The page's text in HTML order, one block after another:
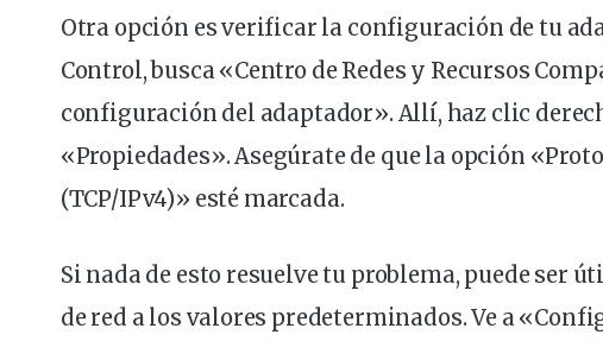
Otra opción es verificar la configuración de tu
Control, busca «Centro de Redes y Recursos
configuración del adaptador». Allí, haz clic
«Propiedades». Asegúrate de que la opción
(TCP/IPv4)» esté marcada.
Si nada de esto resuelve tu problema, puede ser
de red a los valores predeterminados. Ve a